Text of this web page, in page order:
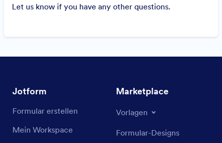
Let us know if you have any other questions.
Jotform
Formular erstellen
Mein Workspace
Marketplace
Vorlagen
Formular-Designs